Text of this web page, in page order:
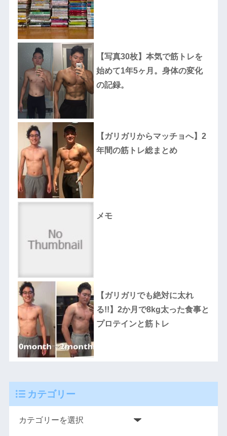
【写真30枚】本気で筋トレを
始めて1年5ヶ月。身体の変化
の記録。
【ガリガリからマッチョへ】2
年間の筋トレ総まとめ
メモ
【ガリガリでも絶対に太れ
る!!】2か月で8kg太った食事と
プロテインと筋トレ
カテゴリー